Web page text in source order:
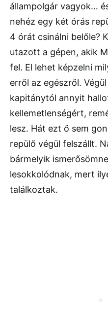
állampolgár vagyok…
nehéz egy két órás
4 órát csinálni belőle?
utazott a gépen, akik
fel. El lehet képzelni
erről az egészről.
kapitánytól annyit
kellemetlenségért,
lesz. Hát ezt ő sem
repülő végül felszállt.
bármelyik
lesokkolódnak, mert
találkoztak.